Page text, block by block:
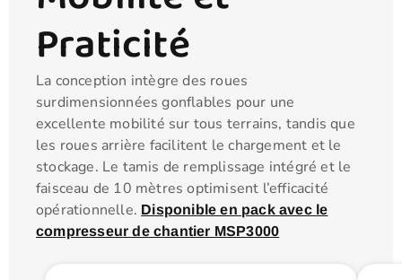
Praticité
La conception intègre des roues
surdimensionnées gonflables pour une
excellente mobilité sur tous terrains, tandis que
les roues arrière facilitent le chargement et le
stockage. Le tamis de remplissage intégré et le
faisceau de 10 mètres optimisent l’efficacité
opérationnelle. Disponible en pack avec le
compresseur de chantier MSP3000